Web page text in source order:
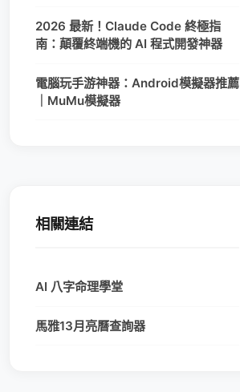
2026 最新！Claude Code 終極指
南：顛覆終端機的 AI 程式開發神器
電腦玩手游神器：Android模擬器推薦
｜MuMu模擬器
相關連結
AI 八字命理學堂
馬雅13月亮曆查詢器